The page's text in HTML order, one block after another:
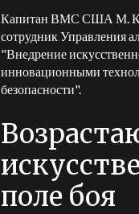
Капитан ВМС США М.
сотрудник Управления
"Внедрение
инновационными
безопасности".
поле боя